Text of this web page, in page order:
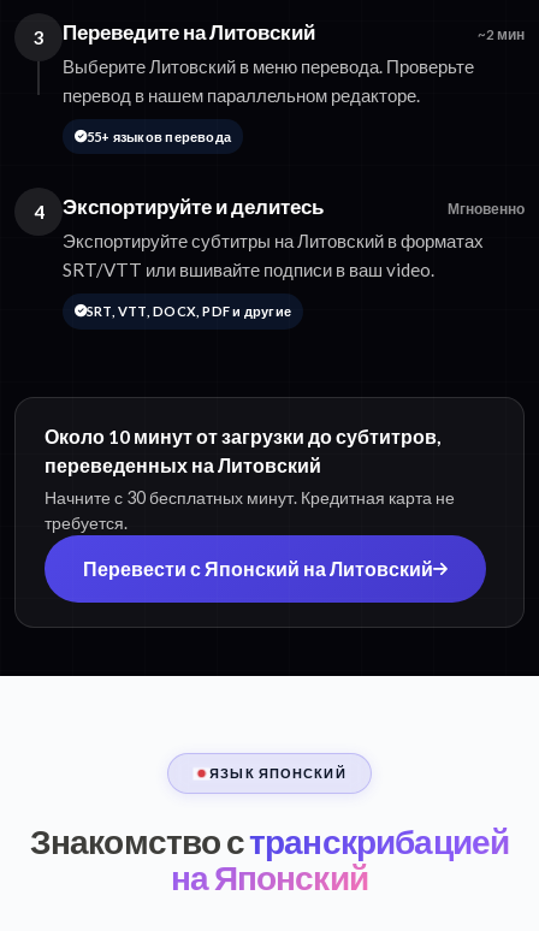
3 Переведите на Литовский ~2 мин
Выберите Литовский в меню перевода. Проверьте
перевод в нашем параллельном редакторе.
55+ языков перевода
4 Экспортируйте и делитесь Мгновенно
Экспортируйте субтитры на Литовский в форматах
SRT/VTT или вшивайте подписи в ваш video.
SRT, VTT, DOCX, PDF и другие
Около 10 минут от загрузки до субтитров,
переведенных на Литовский
Начните с 30 бесплатных минут. Кредитная карта не
требуется.
Перевести с Японский на Литовский
ЯЗЫК ЯПОНСКИЙ
Знакомство странскрибацией
на Японский